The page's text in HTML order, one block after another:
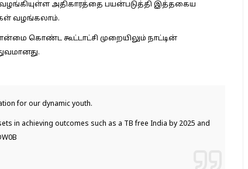
அதிகாரத்தை பயன்படுத்தி இத்தகைய
வழங்கலாம்.
கொண்ட கூட்டாட்சி முறையிலும் நாட்டின்
for our dynamic youth.
in achieving outcomes such as a TB free India by 2025 and